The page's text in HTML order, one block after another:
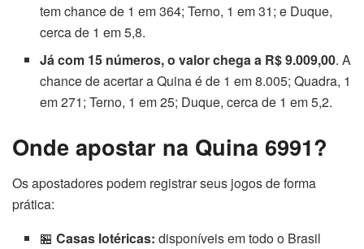
tem chance de 1 em 364; Terno, 1 em 31; e Duque,
cerca de 1 em 5,8.
Já com 15 números, o valor chega a R$ 9.009,00. A
chance de acertar a Quina é de 1 em 8.005; Quadra, 1
em 271; Terno, 1 em 25; Duque, cerca de 1 em 5,2.
Onde apostar na Quina 6991?
Os apostadores podem registrar seus jogos de forma
prática:
🏪Casas lotéricas: disponíveis em todo o Brasil